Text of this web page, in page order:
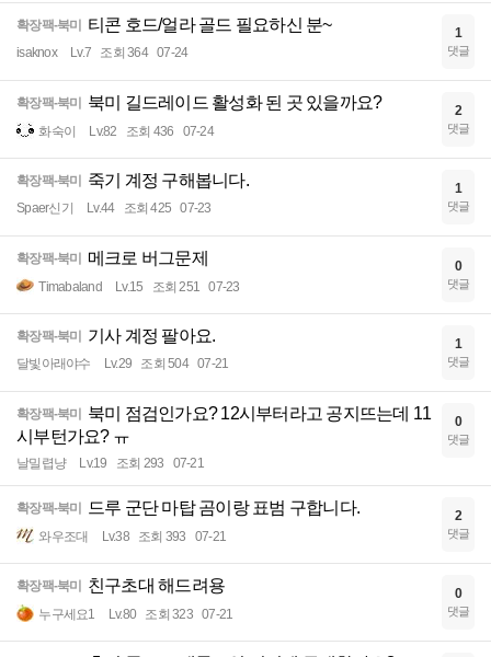
확장팩-북미 티콘 호드/얼라 골드 필요하신 분~
isaknox Lv.7 조회 364 07-24
1
댓글
확장팩-북미 북미 길드레이드 활성화 된 곳 있을까요?
화숙이 Lv.82 조회 436 07-24
2
댓글
확장팩-북미 죽기 계정 구해봅니다.
Spaer신기 Lv.44 조회 425 07-23
1
댓글
확장팩-북미 메크로 버그문제
Timabaland Lv.15 조회 251 07-23
0
댓글
확장팩-북미 기사 계정 팔아요.
달빛아래야수 Lv.29 조회 504 07-21
1
댓글
확장팩-북미
북미 점검인가요? 12시부터라고 공지뜨는데 11
시부턴가요? ㅠ
날밀렵냥 Lv.19 조회 293 07-21
0
댓글
확장팩-북미 드루 군단 마탑 곰이랑 표범 구합니다.
와우조대 Lv.38 조회 393 07-21
2
댓글
확장팩-북미 친구초대 해드려용
누구세요1 Lv.80 조회 323 07-21
0
댓글